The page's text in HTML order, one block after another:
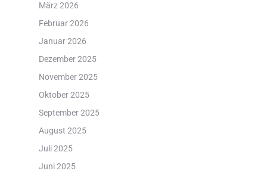
März 2026
Februar 2026
Januar 2026
Dezember 2025
November 2025
Oktober 2025
September 2025
August 2025
Juli 2025
Juni 2025